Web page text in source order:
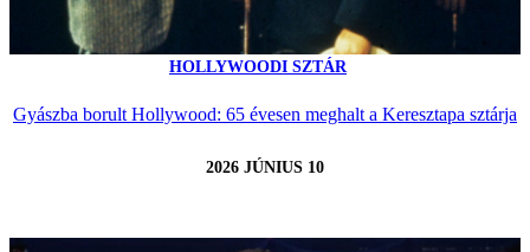
HOLLYWOODI SZTÁR
Gyászba borult Hollywood: 65 évesen meghalt a Keresztapa sztárja
2026 JÚNIUS 10